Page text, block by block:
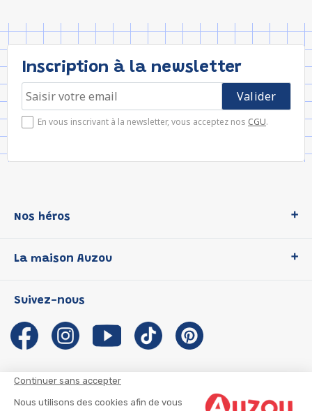
Continuer sans accepter
Nous utilisons des cookies afin de vous
Inscription à la newsletter
En vous inscrivant à la newsletter, vous acceptez nos CGU.
Nos héros
P'tit Loup
Les Influenceuses
Migali
Petite Taupe
La maison Auzou
Notre histoire
Auzou s'engage
Auteurs et illustrateurs Auzou
Suivez-nous